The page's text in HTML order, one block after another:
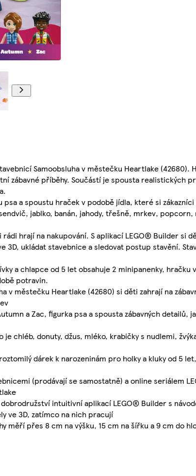
Samoobsluha v městečku Heartlake (42680).
zábavné příběhy. Součástí je spousta realistických
a spoustu hraček v podobě jídla, které si
jablko, banán, jahody, třešně, mrkev,
hrají na nakupování. S aplikací LEGO® Builder si
ukládat stavebnice a sledovat postup stavění.
a chlapce od 5 let obsahuje 2 minipanenky, hračku
potravin.
v městečku Heartlake (42680) si děti zahrají na
a Zac, figurka psa a spousta zábavných detailů,
je chléb, donuty, džus, mléko, krabičky s nudlemi,
dárek k narozeninám pro holky a kluky od 5
(prodávají se samostatně) a online seriálem
intuitivní aplikací LEGO® Builder s
ve 3D, zatímco na nich pracují
měří přes 8 cm na výšku, 15 cm na šířku a 9 cm do